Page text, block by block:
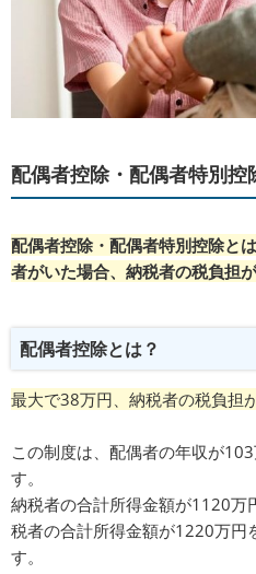
配偶者控除・配偶者特別控
配偶者控除・配偶者特別控除と
者がいた場合、納税者の税負担
配偶者控除とは？
最大で38万円、納税者の税負担
この制度は、配偶者の年収が
す。
納税者の合計所得金額が1120万
税者の合計所得金額が1220万円
す。